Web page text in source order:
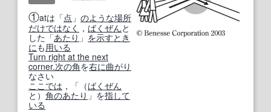
①atは「点 」 のような場所
だけではなく ， ばくぜんと
した「あたり 」 を示すとき
にも用いる
Turn right at the next
corner.次の角を右に曲がり
なさい
ここでは ，「（ばくぜん
と） 角のあたり 」を指して
いる